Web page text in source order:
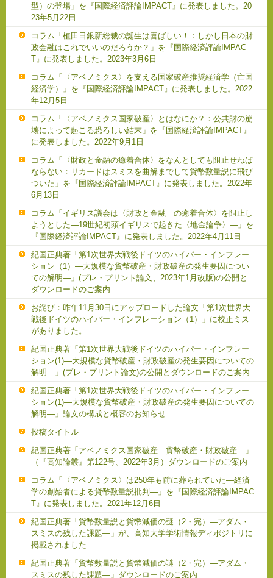
型）の登場」を『国際経済評論IMPACT』に発表しました。20
23年5月22日
コラム「植田日銀新総裁の誕生は喜ばしい！：しかし日本の財
政金融はこれでいいのだろうか？」を『国際経済評論IMPAC
T』に発表しました。2023年3月6日
コラム「〈アベノミクス〉を支える国家破産推奨経済学（亡国
経済学）」を『国際経済評論IMPACT』に発表しました。2022
年12月5日
コラム「〈アベノミクス国家破産〉とはなにか？：公共財の崩
壊によって起こる恐ろしい結末」を『国際経済評論IMPACT』
に発表しました。2022年9月1日
コラム「〈財政と金融の癒着合体〉をなんとしても阻止せねば
ならない：リカードはスミスを曲解までして貨幣数量説に飛び
ついた」を『国際経済評論IMPACT』に発表しました。2022年
6月13日
コラム「イギリス議会は〈財政と金融 の癒着合体〉を阻止し
ようとした―19世紀初頭イギリスで起きた〈地金論争〉―」を
『国際経済評論IMPACT』に発表しました。2022年4月11日
紀国正典著「第1次世界大戦後ドイツのハイパー・インフレー
ション（1）―大規模な貨幣破産・財政破産の発生要因につい
ての解明―」(プレ・プリント論文、2023年1月改版)の公開と
ダウンロードのご案内
お詫び：昨年11月30日にアップロードした論文「第1次世界大
戦後ドイツのハイパー・インフレーション（1）」に校正ミス
がありました。
紀国正典著「第1次世界大戦後ドイツのハイパー・インフレー
ション(1)―大規模な貨幣破産・財政破産の発生要因についての
解明―」(プレ・プリント論文)の公開とダウンロードのご案内
紀国正典著「第1次世界大戦後ドイツのハイパー・インフレー
ション(1)―大規模な貨幣破産・財政破産の発生要因についての
解明―」論文の構成と概容のお知らせ
投稿タイトル
紀国正典著「アベノミクス国家破産―貨幣破産・財政破産―」
（『高知論叢』第122号、2022年3月）ダウンロードのご案内
コラム「〈アベノミクス〉は250年も前に葬られていた―経済
学の創始者による貨幣数量説批判―」を『国際経済評論IMPAC
T』に発表しました。2021年12月6日
紀国正典著「貨幣数量説と貨幣減価の謎（2・完）―アダム・
スミスの残した課題―」が、高知大学学術情報ディポジトリに
掲載されました
紀国正典著「貨幣数量説と貨幣減価の謎（2・完）―アダム・
スミスの残した課題―」ダウンロードのご案内